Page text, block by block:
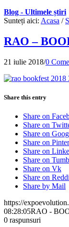
Blog - Ultimele știri
Sunteți aici: Acasa /
RAO –
21 iulie 2018/0
Share this entry
Share on
Share on
Share on
Share on
Share on
Share on
Share on Vk
Share on
Share by Mail
https://
08:28:05RAO -
0 raspunsuri